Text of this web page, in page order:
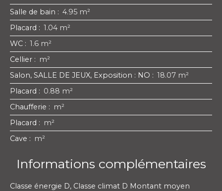
Salle de bain : 4.95 m²
Placard : 1.04 m²
WC : 1.6 m²
Cellier : m²
Salon, SALLE DE JEUX, Exposition : NO : 18.07 m²
Placard : 0.88 m²
Chaufferie : m²
Placard : m²
Cave : m²
Informations complémentaires
Classe énergie D, Classe climat D Montant moyen